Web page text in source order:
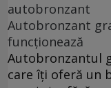
autobronzant
Autobronzant
funcționează
Autobronzantul
care îți oferă un